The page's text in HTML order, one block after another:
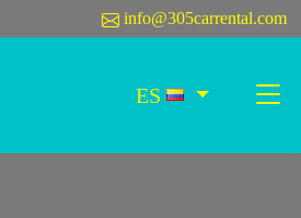
info@305carrental.com
ES